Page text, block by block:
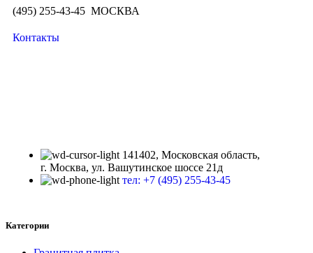
(495) 255-43-45 МОСКВА
Контакты
141402, Московская область,
г. Москва, ул. Вашутинское шоссе 21д
тел: +7 (495) 255-43-45
Категории